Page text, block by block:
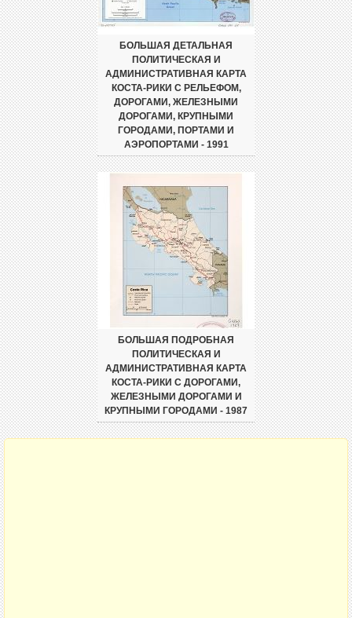
БОЛЬШАЯ ДЕТАЛЬНАЯ
ПОЛИТИЧЕСКАЯ И
АДМИНИСТРАТИВНАЯ КАРТА
КОСТА-РИКИ С РЕЛЬЕФОМ,
ДОРОГАМИ, ЖЕЛЕЗНЫМИ
ДОРОГАМИ, КРУПНЫМИ
ГОРОДАМИ, ПОРТАМИ И
АЭРОПОРТАМИ - 1991
БОЛЬШАЯ ПОДРОБНАЯ
ПОЛИТИЧЕСКАЯ И
АДМИНИСТРАТИВНАЯ КАРТА
КОСТА-РИКИ С ДОРОГАМИ,
ЖЕЛЕЗНЫМИ ДОРОГАМИ И
КРУПНЫМИ ГОРОДАМИ - 1987